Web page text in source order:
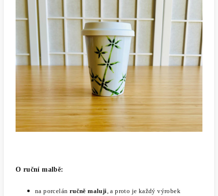
O ruční malbě:
na porcelán ručně maluji, a proto je každý výrobek